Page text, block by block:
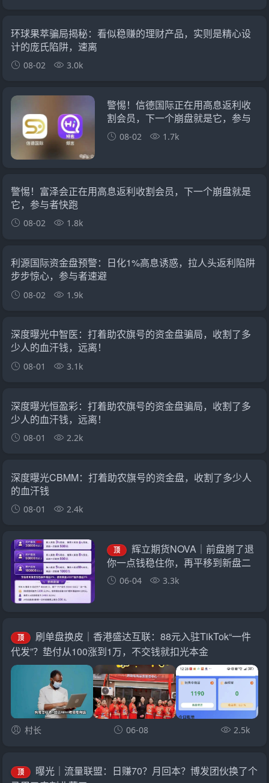
环球果萃骗局揭秘：看似稳赚的理财产品，实则是精心设
计的庞氏陷阱，速离
08-02 3.0k
警惕！信德国际正在用高息返利收
割会员，下一个崩盘就是它，参与
者快跑
08-02 1.7k
警惕！富泽会正在用高息返利收割会员，下一个崩盘就是
它，参与者快跑
08-02 1.8k
利源国际资金盘预警：日化1%高息诱惑，拉人头返利陷阱
步步惊心，参与者速避
08-02 1.9k
深度曝光中智医：打着助农旗号的资金盘骗局，收割了多
少人的血汗钱，远离！
08-01 3.1k
深度曝光恒盈彩：打着助农旗号的资金盘骗局，收割了多
少人的血汗钱，远离！
08-01 2.2k
深度曝光CBMM：打着助农旗号的资金盘，收割了多少人
的血汗钱
08-01 2.4k
顶
辉立期货NOVA｜前盘崩了退
你一点钱稳住你，再平移到新盘二
次收割——诈骗团伙的“平移换壳流
水线”已跑了三次
06-04 3.3k
顶
刷单盘换皮｜香港盛达互联：88元入驻TikTok“一件
代发”？垫付从100涨到1万，不交钱就扣光本金
村长 06-08 2.5k
顶
曝光｜流量联盟：日赚70？月回本？博发团伙换了个